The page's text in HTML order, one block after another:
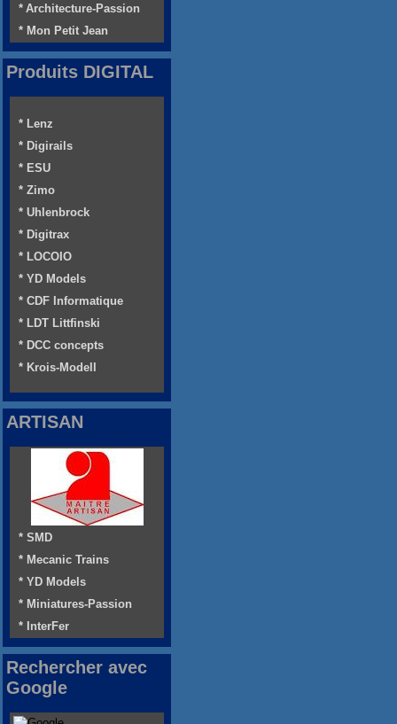
* Architecture-Passion
* Mon Petit Jean
Produits DIGITAL
* Lenz
* Digirails
* ESU
* Zimo
* Uhlenbrock
* Digitrax
* LOCOIO
* YD Models
* CDF Informatique
* LDT Littfinski
* DCC concepts
* Krois-Modell
ARTISAN
* SMD
* Mecanic Trains
* YD Models
* Miniatures-Passion
* InterFer
Rechercher avec
Google